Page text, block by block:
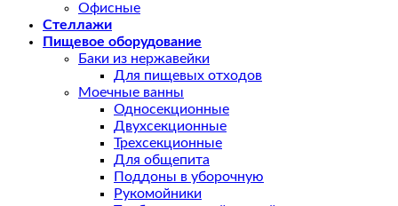
Офисные
Стеллажи
Пищевое оборудование
Баки из нержавейки
Для пищевых отходов
Моечные ванны
Односекционные
Двухсекционные
Трехсекционные
Для общепита
Поддоны в уборочную
Рукомойники